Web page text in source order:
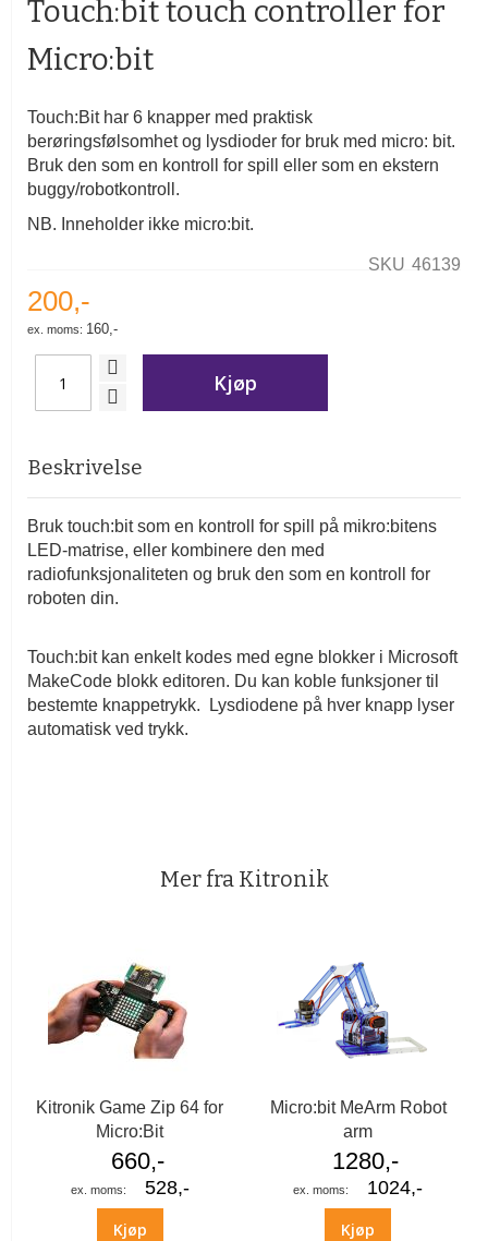
av
Touch:bit touch controller for
Micro:bit
Touch:Bit har 6 knapper med praktisk
berøringsfølsomhet og lysdioder for bruk med micro: bit.
Bruk den som en kontroll for spill eller som en ekstern
buggy/robotkontroll.
NB. Inneholder ikke micro:bit.
SKU 46139
200,-
160,-
Kjøp
Beskrivelse
Bruk touch:bit som en kontroll for spill på mikro:bitens
LED-matrise, eller kombinere den med
radiofunksjonaliteten og bruk den som en kontroll for
roboten din.
Touch:bit kan enkelt kodes med egne blokker i Microsoft
MakeCode blokk editoren. Du kan koble funksjoner til
bestemte knappetrykk. Lysdiodene på hver knapp lyser
automatisk ved trykk.
Mer fra Kitronik
Kitronik Game Zip 64 for
Micro:Bit
660,-
528,-
Kjøp
Micro:bit MeArm Robot
arm
1280,-
1024,-
Kjøp